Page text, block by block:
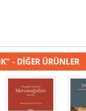
- DİĞER ÜRÜNLER